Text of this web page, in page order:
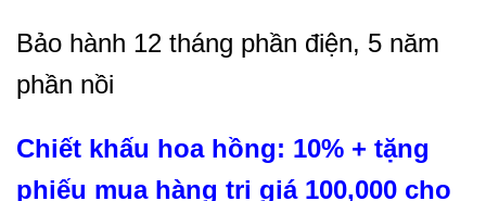
Bảo hành 12 tháng phần điện, 5 năm
phần nồi
Chiết khấu hoa hồng: 10% + tặng
phiếu mua hàng trị giá 100,000 cho